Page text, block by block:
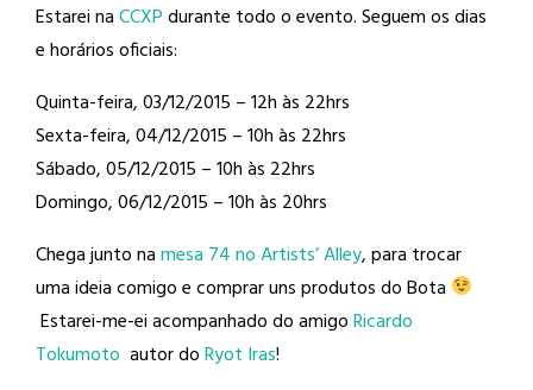
Estarei naCCXPdurante todo o evento. Seguem os dias
e horários oficiais:
Quinta-feira, 03/12/2015 – 12h às 22hrs
Sexta-feira, 04/12/2015 – 10h às 22hrs
Sábado, 05/12/2015 – 10h às 22hrs
Domingo, 06/12/2015 – 10h às 20hrs
Chega junto namesa 74 no Artists’ Alley, para trocar
uma ideia comigo e comprar uns produtos do Bota
Estarei-me-ei acompanhado do amigoRicardo
Tokumoto autor doRyot Iras!